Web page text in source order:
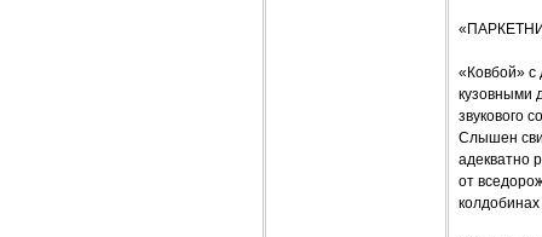
«Ковбой» с
кузовными
звукового
Слышен
адекватно
от